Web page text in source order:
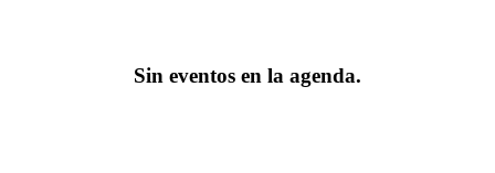
Sin eventos en la agenda.